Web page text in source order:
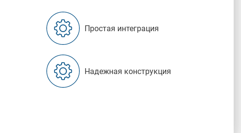
Простая интеграция
Надежная конструкция